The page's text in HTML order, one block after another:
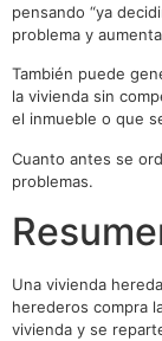
pensando “ya
problema y
También puede
la vivienda sin
el inmueble o que
Cuanto antes se
problemas.
Una vivienda
herederos compra
vivienda y se